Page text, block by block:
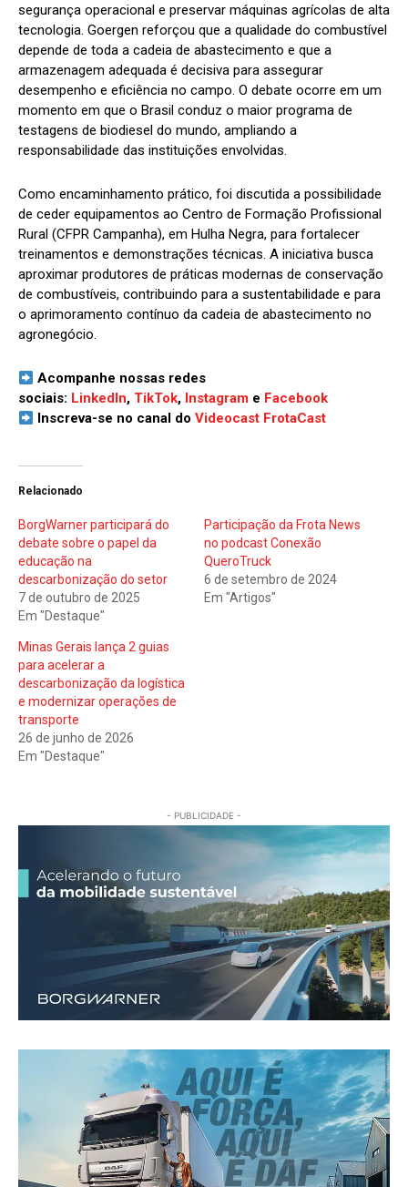
segurança operacional e preservar máquinas agrícolas de alta
tecnologia. Goergen reforçou que a qualidade do combustível
depende de toda a cadeia de abastecimento e que a
armazenagem adequada é decisiva para assegurar
desempenho e eficiência no campo. O debate ocorre em um
momento em que o Brasil conduz o maior programa de
testagens de biodiesel do mundo, ampliando a
responsabilidade das instituições envolvidas.
Como encaminhamento prático, foi discutida a possibilidade
de ceder equipamentos ao Centro de Formação Profissional
Rural (CFPR Campanha), em Hulha Negra, para fortalecer
treinamentos e demonstrações técnicas. A iniciativa busca
aproximar produtores de práticas modernas de conservação
de combustíveis, contribuindo para a sustentabilidade e para
o aprimoramento contínuo da cadeia de abastecimento no
agronegócio.
Acompanhe nossas redes
sociais: LinkedIn, TikTok, Instagram e Facebook
Inscreva-se no canal doVideocast FrotaCast
Relacionado
BorgWarner participará do
debate sobre o papel da
educação na
descarbonização do setor
7 de outubro de 2025
Em "Destaque"
Participação da Frota News
no podcast Conexão
QueroTruck
6 de setembro de 2024
Em "Artigos"
Minas Gerais lança 2 guias
para acelerar a
descarbonização da logística
e modernizar operações de
transporte
26 de junho de 2026
Em "Destaque"
- PUBLICIDADE -